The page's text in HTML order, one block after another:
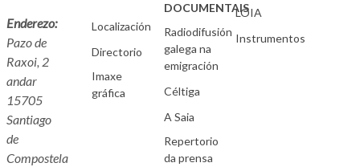
Enderezo:
Pazo de
Raxoi, 2
andar
15705
Santiago
de
Compostela
Localización
Directorio
Imaxe
gráfica
DOCUMENTAIS
Radiodifusión
galega na
emigración
Céltiga
A Saia
Repertorio
da prensa
LOIA
Instrumentos